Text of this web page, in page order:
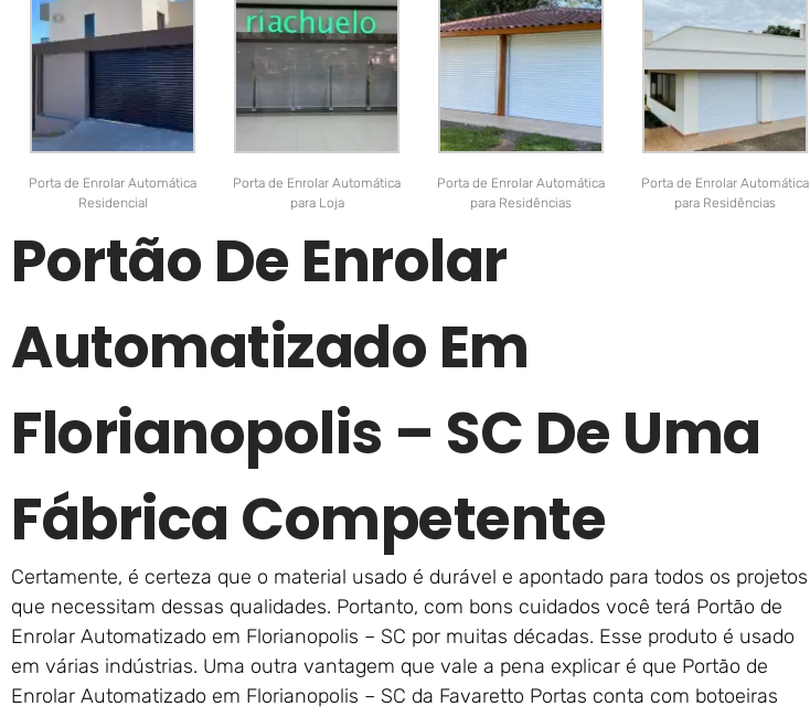
Porta de Enrolar Automática
Residencial
Porta de Enrolar Automática
para Loja
Porta de Enrolar Automática
para Residências
Porta de Enrolar Automática
para Residências
Portão De Enrolar
Automatizado Em
Florianopolis – SC De Uma
Fábrica Competente
Certamente, é certeza que o material usado é durável e apontado para todos os projetos
que necessitam dessas qualidades. Portanto, com bons cuidados você terá Portão de
Enrolar Automatizado em Florianopolis – SC por muitas décadas. Esse produto é usado
em várias indústrias. Uma outra vantagem que vale a pena explicar é que Portão de
Enrolar Automatizado em Florianopolis – SC da Favaretto Portas conta com botoeiras